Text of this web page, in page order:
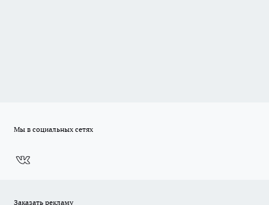
Мы в социальных сетях
Заказать рекламу